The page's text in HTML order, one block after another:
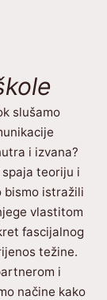
slušamo
i izvana?
teoriju i
bismo istražili
vlastitom
fascijalnog
težine.
i
načine kako